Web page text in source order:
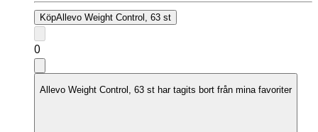
KöpAllevo Weight Control, 63 st
0
Allevo Weight Control, 63 st har tagits bort från mina favoriter